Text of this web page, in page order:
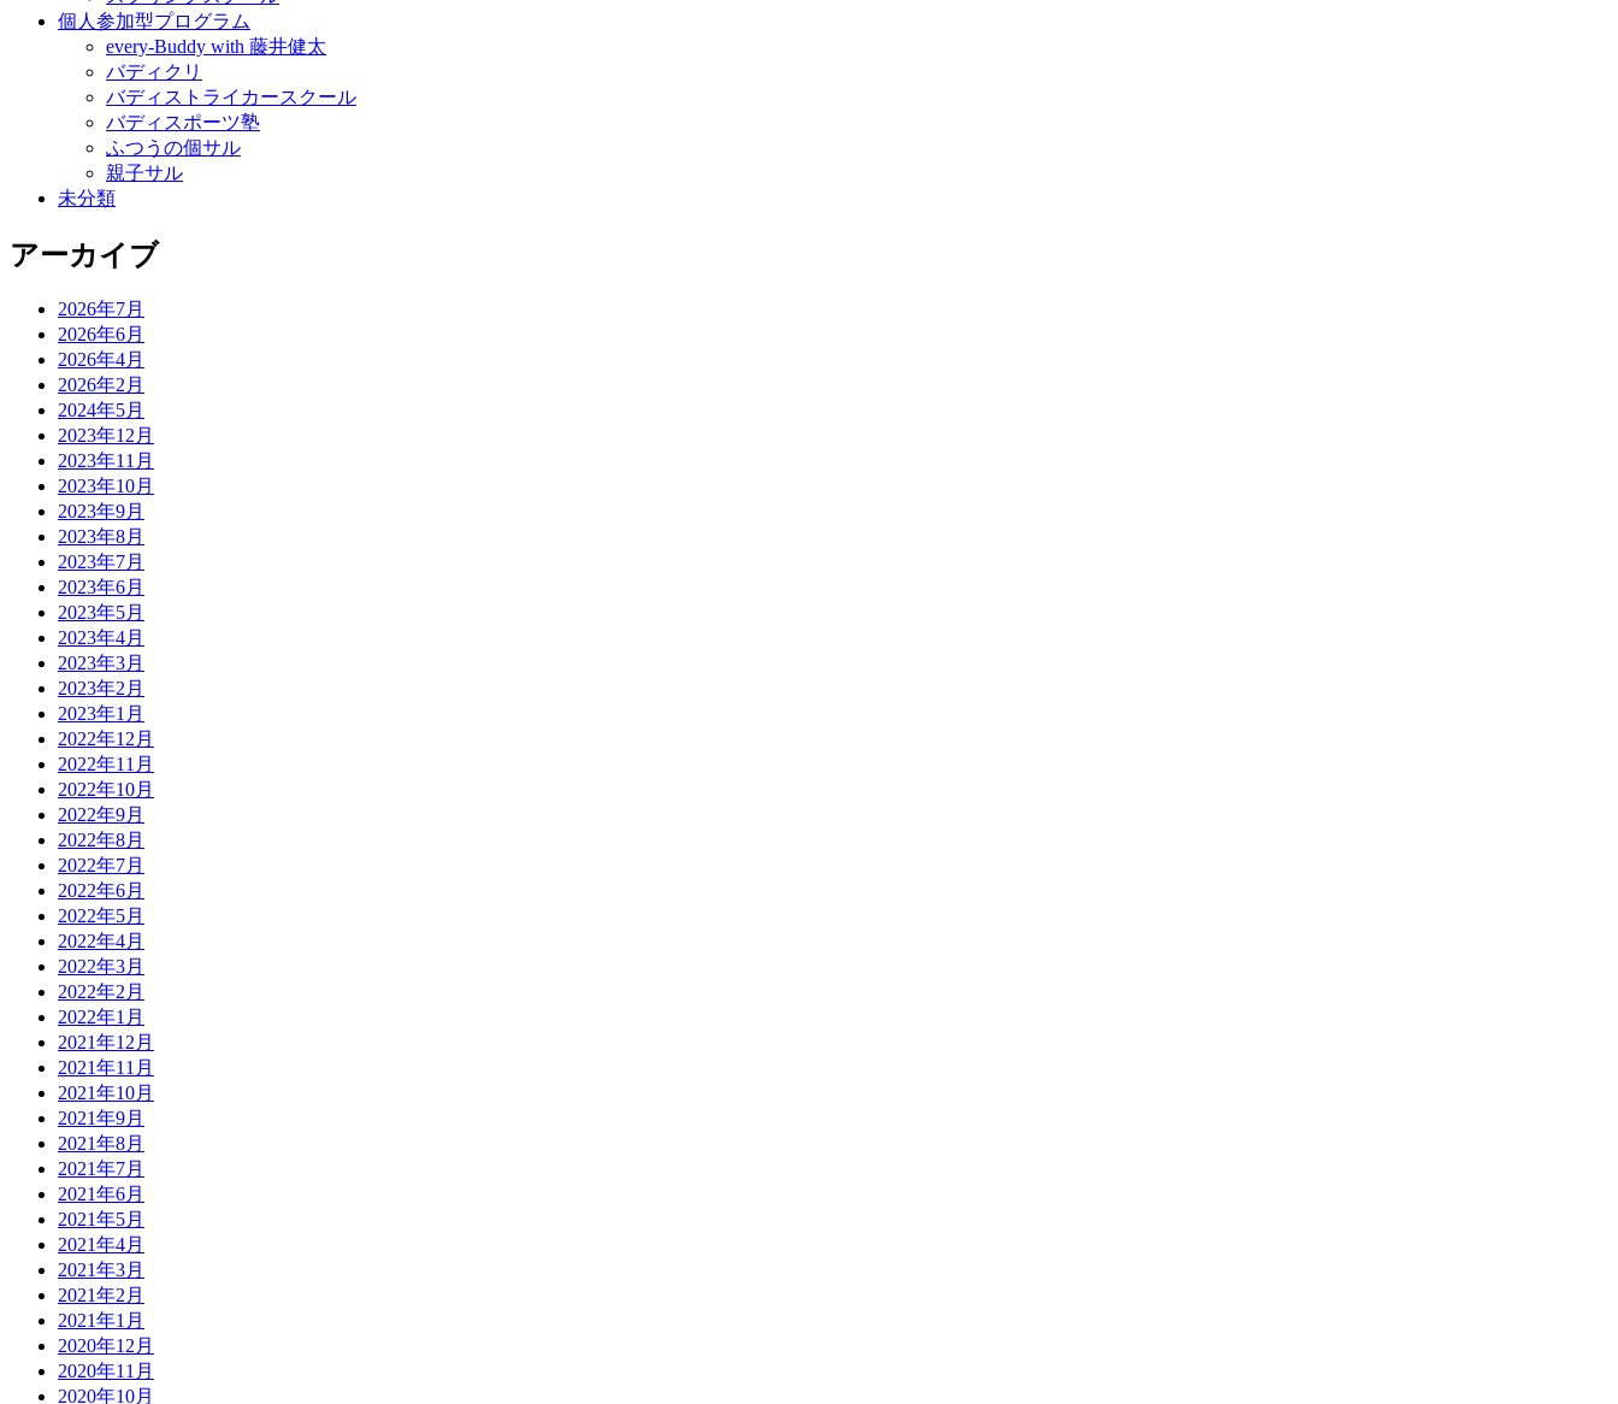
個人参加型プログラム
every-Buddy with 藤井健太
バディクリ
バディストライカースクール
バディスポーツ塾
ふつうの個サル
親子サル
未分類
アーカイブ
2026年7月
2026年6月
2026年4月
2026年2月
2024年5月
2023年12月
2023年11月
2023年10月
2023年9月
2023年8月
2023年7月
2023年6月
2023年5月
2023年4月
2023年3月
2023年2月
2023年1月
2022年12月
2022年11月
2022年10月
2022年9月
2022年8月
2022年7月
2022年6月
2022年5月
2022年4月
2022年3月
2022年2月
2022年1月
2021年12月
2021年11月
2021年10月
2021年9月
2021年8月
2021年7月
2021年6月
2021年5月
2021年4月
2021年3月
2021年2月
2021年1月
2020年12月
2020年11月
2020年10月